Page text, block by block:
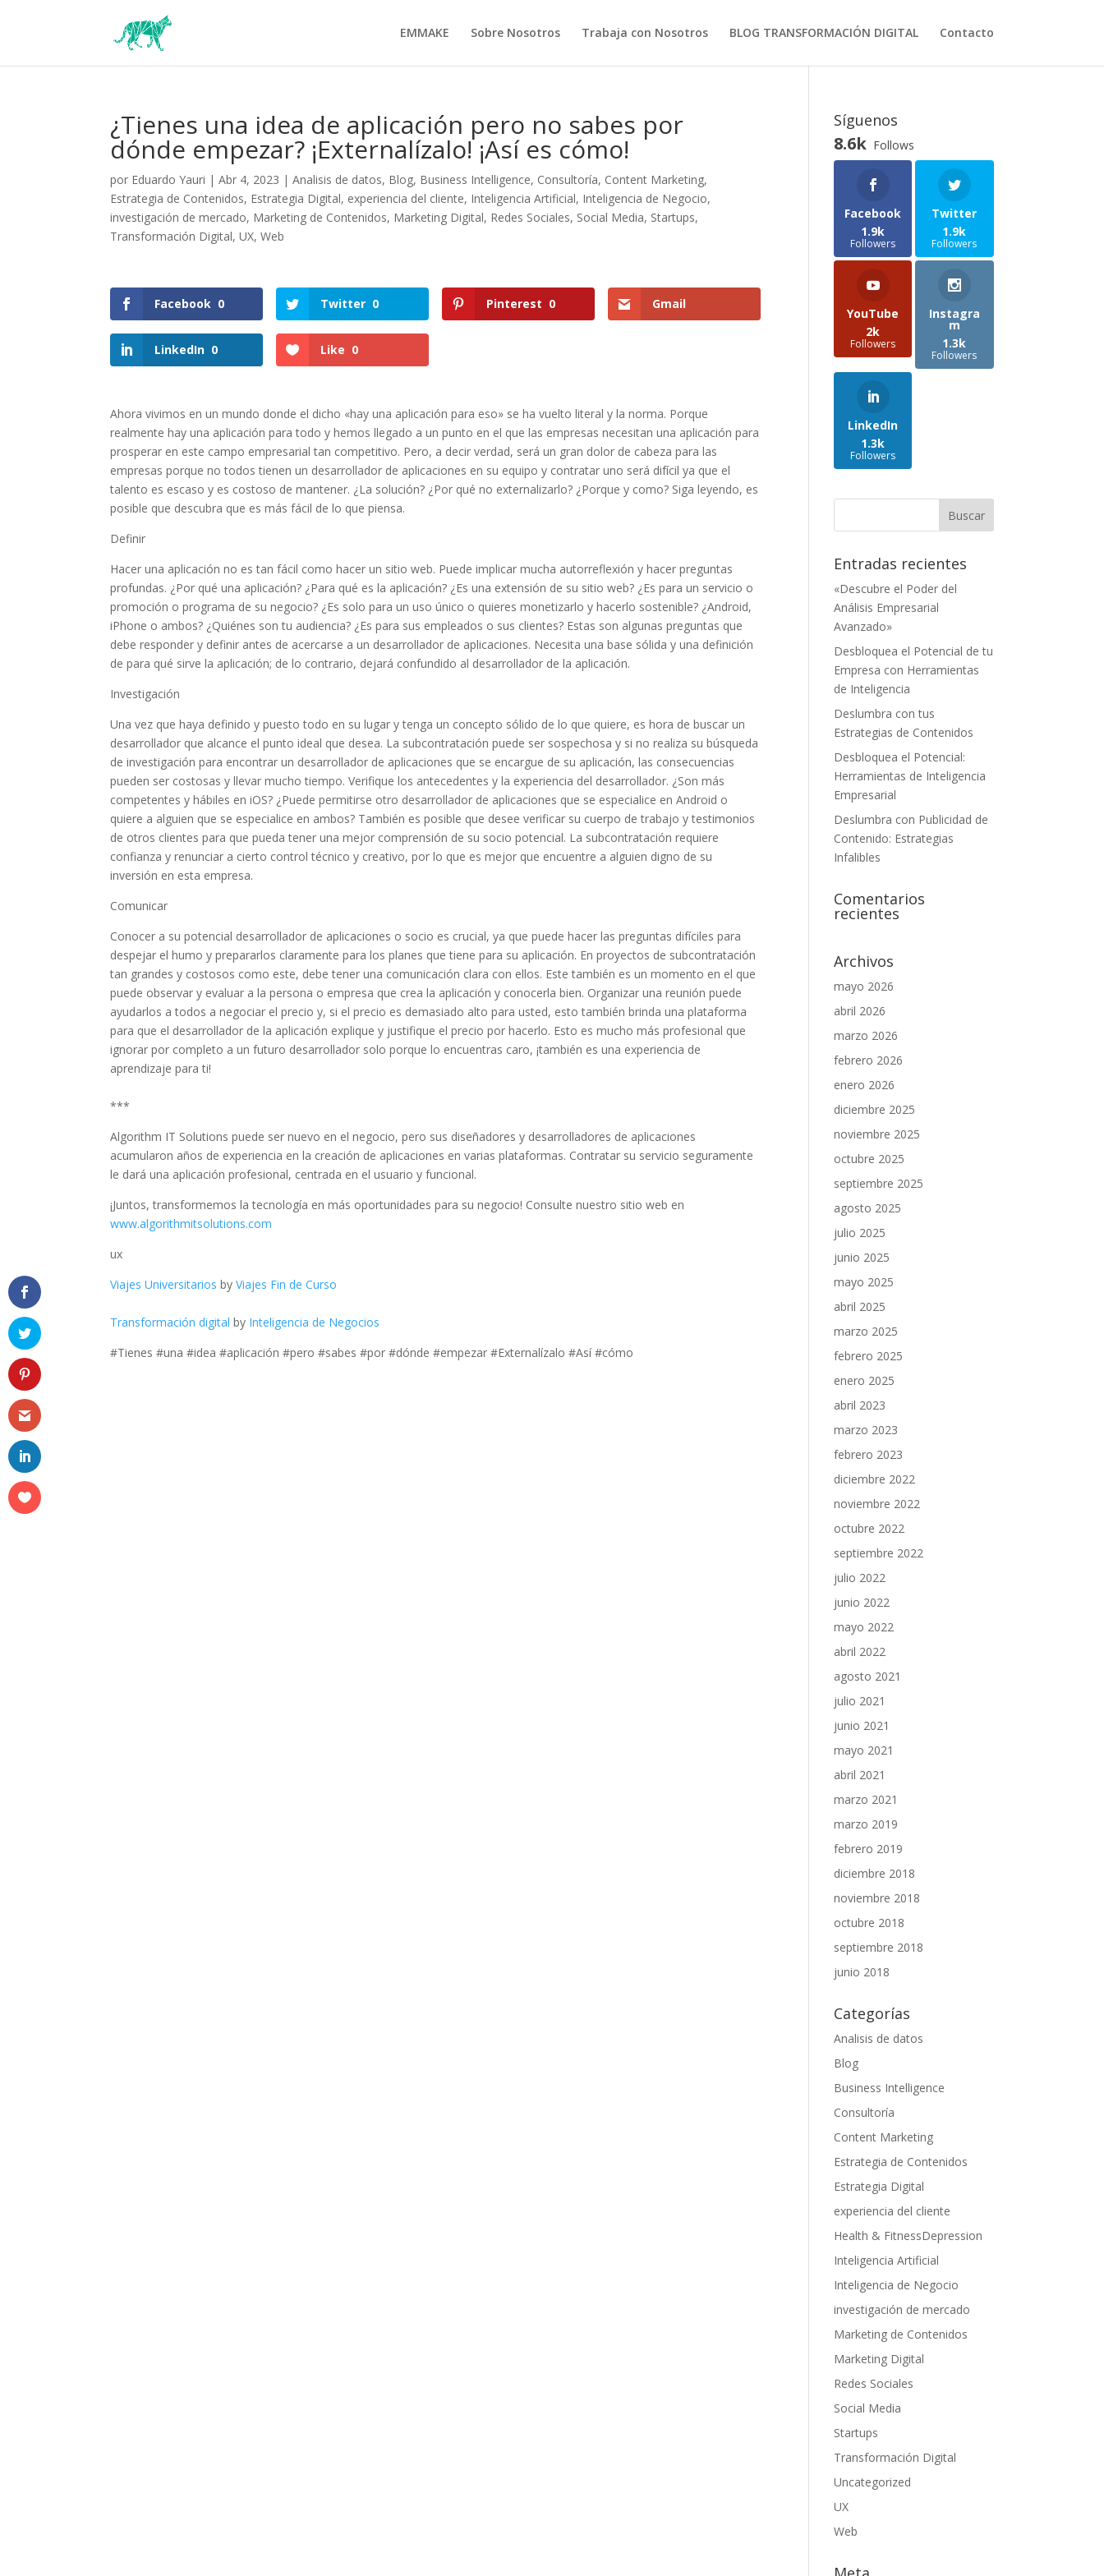
EMMAKE Sobre Nosotros Trabaja con Nosotros BLOG TRANSFORMACIÓN DIGITAL Contacto
¿Tienes una idea de aplicación pero no sabes por
dónde empezar? ¡Externalízalo! ¡Así es cómo!
por Eduardo Yauri |Abr 4, 2023 |Analisis de datos, Blog, Business Intelligence, Consultoría, Content Marketing,
Estrategia de Contenidos, Estrategia Digital, experiencia del cliente, Inteligencia Artificial, Inteligencia de Negocio,
investigación de mercado, Marketing de Contenidos, Marketing Digital, Redes Sociales, Social Media, Startups,
Transformación Digital,UX,Web
Facebook 0 Twitter 0 Pinterest 0 Gmail
LinkedIn 0 Like 0
Ahora vivimos en un mundo donde el dicho «hay una aplicación para eso» se ha vuelto literal y la norma. Porque
realmente hay una aplicación para todo y hemos llegado a un punto en el que las empresas necesitan una aplicación para
prosperar en este campo empresarial tan competitivo. Pero, a decir verdad, será un gran dolor de cabeza para las
empresas porque no todos tienen un desarrollador de aplicaciones en su equipo y contratar uno será difícil ya que el
talento es escaso y es costoso de mantener. ¿La solución? ¿Por qué no externalizarlo? ¿Porque y como? Siga leyendo, es
posible que descubra que es más fácil de lo que piensa.
Definir
Hacer una aplicación no es tan fácil como hacer un sitio web. Puede implicar mucha autorreflexión y hacer preguntas
profundas. ¿Por qué una aplicación? ¿Para qué es la aplicación? ¿Es una extensión de su sitio web? ¿Es para un servicio o
promoción o programa de su negocio? ¿Es solo para un uso único o quieres monetizarlo y hacerlo sostenible? ¿Android,
iPhone o ambos? ¿Quiénes son tu audiencia? ¿Es para sus empleados o sus clientes? Estas son algunas preguntas que
debe responder y definir antes de acercarse a un desarrollador de aplicaciones. Necesita una base sólida y una definición
de para qué sirve la aplicación; de lo contrario, dejará confundido al desarrollador de la aplicación.
Investigación
Una vez que haya definido y puesto todo en su lugar y tenga un concepto sólido de lo que quiere, es hora de buscar un
desarrollador que alcance el punto ideal que desea. La subcontratación puede ser sospechosa y si no realiza su búsqueda
de investigación para encontrar un desarrollador de aplicaciones que se encargue de su aplicación, las consecuencias
pueden ser costosas y llevar mucho tiempo. Verifique los antecedentes y la experiencia del desarrollador. ¿Son más
competentes y hábiles en iOS? ¿Puede permitirse otro desarrollador de aplicaciones que se especialice en Android o
quiere a alguien que se especialice en ambos? También es posible que desee verificar su cuerpo de trabajo y testimonios
de otros clientes para que pueda tener una mejor comprensión de su socio potencial. La subcontratación requiere
confianza y renunciar a cierto control técnico y creativo, por lo que es mejor que encuentre a alguien digno de su
inversión en esta empresa.
Comunicar
Conocer a su potencial desarrollador de aplicaciones o socio es crucial, ya que puede hacer las preguntas difíciles para
despejar el humo y prepararlos claramente para los planes que tiene para su aplicación. En proyectos de subcontratación
tan grandes y costosos como este, debe tener una comunicación clara con ellos. Este también es un momento en el que
puede observar y evaluar a la persona o empresa que crea la aplicación y conocerla bien. Organizar una reunión puede
ayudarlos a todos a negociar el precio y, si el precio es demasiado alto para usted, esto también brinda una plataforma
para que el desarrollador de la aplicación explique y justifique el precio por hacerlo. Esto es mucho más profesional que
ignorar por completo a un futuro desarrollador solo porque lo encuentras caro, ¡también es una experiencia de
aprendizaje para ti!
***
Algorithm IT Solutions puede ser nuevo en el negocio, pero sus diseñadores y desarrolladores de aplicaciones
acumularon años de experiencia en la creación de aplicaciones en varias plataformas. Contratar su servicio seguramente
le dará una aplicación profesional, centrada en el usuario y funcional.
¡Juntos, transformemos la tecnología en más oportunidades para su negocio! Consulte nuestro sitio web en
www.algorithmitsolutions.com
ux
Viajes Universitarios byViajes Fin de Curso
Transformación digital by Inteligencia de Negocios
#Tienes #una #idea #aplicación #pero #sabes #por #dónde #empezar #Externalízalo #Así #cómo
Síguenos
8.6k Follows
Facebook
1.9k
Followers
Twitter
1.9k
Followers
YouTube
2k
Followers
Instagra
m
1.3k
Followers
LinkedIn
1.3k
Followers
Entradas recientes
«Descubre el Poder del
Análisis Empresarial
Avanzado»
Desbloquea el Potencial de tu
Empresa con Herramientas
de Inteligencia
Deslumbra con tus
Estrategias de Contenidos
Desbloquea el Potencial:
Herramientas de Inteligencia
Empresarial
Deslumbra con Publicidad de
Contenido: Estrategias
Infalibles
Comentarios
recientes
Archivos
mayo 2026
abril 2026
marzo 2026
febrero 2026
enero 2026
diciembre 2025
noviembre 2025
octubre 2025
septiembre 2025
agosto 2025
julio 2025
junio 2025
mayo 2025
abril 2025
marzo 2025
febrero 2025
enero 2025
abril 2023
marzo 2023
febrero 2023
diciembre 2022
noviembre 2022
octubre 2022
septiembre 2022
julio 2022
junio 2022
mayo 2022
abril 2022
agosto 2021
julio 2021
junio 2021
mayo 2021
abril 2021
marzo 2021
marzo 2019
febrero 2019
diciembre 2018
noviembre 2018
octubre 2018
septiembre 2018
junio 2018
Categorías
Analisis de datos
Blog
Business Intelligence
Consultoría
Content Marketing
Estrategia de Contenidos
Estrategia Digital
experiencia del cliente
Health & FitnessDepression
Inteligencia Artificial
Inteligencia de Negocio
investigación de mercado
Marketing de Contenidos
Marketing Digital
Redes Sociales
Social Media
Startups
Transformación Digital
Uncategorized
UX
Web